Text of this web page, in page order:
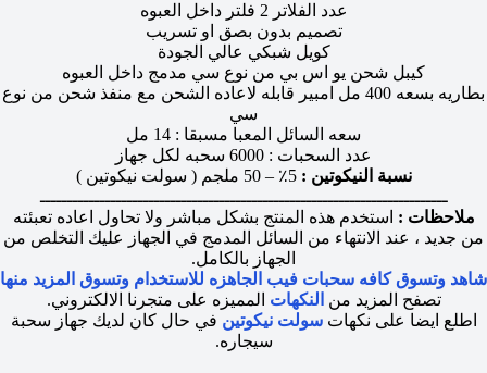
عدد الفلاتر 2 فلتر داخل العبوه
تصميم بدون بصق او تسريب
كويل شبكي عالي الجودة
كيبل شحن يو اس بي من نوع سي مدمج داخل العبوه
بطاريه بسعه 400 مل امبير قابله لاعاده الشحن مع منفذ شحن من نوع
سي
سعه السائل المعبا مسبقا : 14 مل
عدد السحبات : 6000 سحبه لكل جهاز
نسبة النيكوتين : 5٪ – 50 ملجم ( سولت نيكوتين )
ـــــــــــــــــــــــــــــــــــــــــــــــــــــــــــــــــــــــــــ
ملاحظات : استخدم هذه المنتج بشكل مباشر ولا تحاول اعاده تعبئته
من جديد ، عند الانتهاء من السائل المدمج في الجهاز عليك التخلص من
الجهاز بالكامل.
شاهد وتسوق كافه سحبات فيب الجاهزه للاستخدام وتسوق المزيد منها
تصفح المزيد من النكهات المميزه على متجرنا الالكتروني.
اطلع ايضا على نكهاتسولت نيكوتين في حال كان لديك جهاز سحبة
سيجاره.